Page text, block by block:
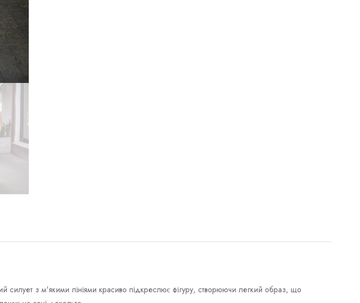
силует з м'якими лініями красиво підкреслює фігуру, створюючи легкий образ, що